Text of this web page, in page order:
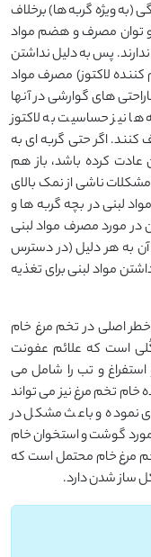
(به ویژه گربه ها) برخلاف
توان مصرف و هضم مواد
پس به دلیل نداشتن
کننده لاکتوز) مصرف مواد
های گوارشی در آنها
نیز حساسیت به لاکتوز
اگر حتی گربه ای به
عادت کرده باشد، باز هم
مشکلات ناشی از نمک بالای
لبنی در بچه گربه ها و
در مورد مصرف مواد لبنی
آن به هر دلیل (در دسترس
مواد لبنی برای تغذیه
اصلی در تخم مرغ خام
است که علائم عفونت
و تب را شامل می
تخم مرغ نیز می تواند
نموده و باعث مشکل در
گوشت و استخوان خام
مرغ خام محتمل است که
ساز شدن دارد.